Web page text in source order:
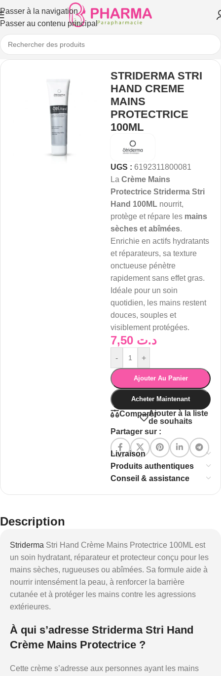
Passer à la navigation
Passer au contenu principal
STRIDERMA STRI
HAND CREME
MAINS
PROTECTRICE
100ML
UGS : 6192311800081
La Crème Mains
Protectrice Striderma Stri
Hand 100ML nourrit,
protège et répare les mains
sèches et abîmées.
Enrichie en actifs hydratants
et réparateurs, sa texture
onctueuse pénètre
rapidement sans effet gras.
Idéale pour un soin
quotidien, les mains restent
douces, souples et
visiblement protégées.
د.ت
- +
Ajouter Au Panier
Acheter Maintenant
ComparerAjouter à la liste
de souhaits
Partager sur :
Livraison
Produits authentiques
Conseil & assistance
Description
Striderma Stri Hand Crème Mains Protectrice 100ML est
un soin hydratant, réparateur et protecteur conçu pour les
mains sèches, rugueuses ou abîmées. Sa formule aide à
nourrir intensément la peau, à renforcer la barrière
cutanée et à protéger les mains contre les agressions
extérieures.
À qui s’adresse Striderma Stri Hand
Crème Mains Protectrice ?
Cette crème s’adresse aux personnes ayant les mains